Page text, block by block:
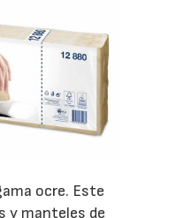
ocre. Este
y manteles de